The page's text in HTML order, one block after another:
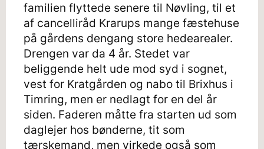
familien flyttede senere til Nøvling, til et
af cancelliråd Krarups mange fæstehuse
på gårdens dengang store hedearealer.
Drengen var da 4 år. Stedet var
beliggende helt ude mod syd i sognet,
vest for Kratgården og nabo til Brixhus i
Timring, men er nedlagt for en del år
siden. Faderen måtte fra starten ud som
daglejer hos bønderne, tit som
tærskemand, men virkede også som